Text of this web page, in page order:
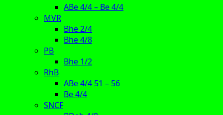
ABe 4/4 – Be 4/4
MVR
Bhe 2/4
Bhe 4/8
PB
Bhe 1/2
RhB
ABe 4/4 51 – 56
Be 4/4
SNCF